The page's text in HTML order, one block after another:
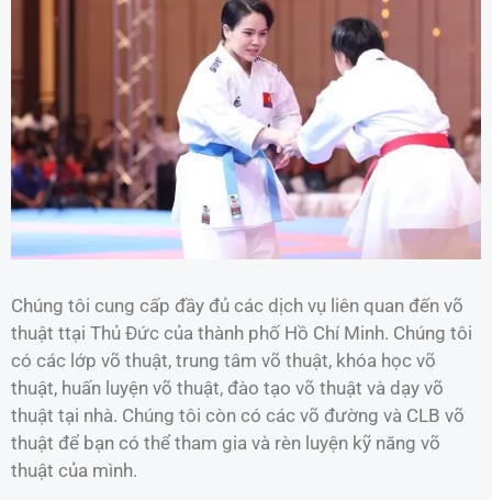
Chúng tôi cung cấp đầy đủ các dịch vụ liên quan đến võ
thuật ttại Thủ Đức của thành phố Hồ Chí Minh. Chúng tôi
có các lớp võ thuật, trung tâm võ thuật, khóa học võ
thuật, huấn luyện võ thuật, đào tạo võ thuật và dạy võ
thuật tại nhà. Chúng tôi còn có các võ đường và CLB võ
thuật để bạn có thể tham gia và rèn luyện kỹ năng võ
thuật của mình.